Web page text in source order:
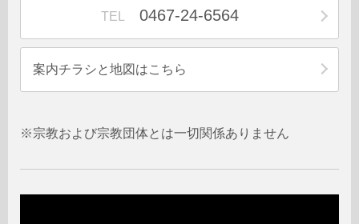
TEL 0467-24-6564
案内チラシと地図はこちら
※宗教および宗教団体とは一切関係ありません